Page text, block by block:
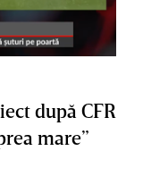
după CFR
mare”